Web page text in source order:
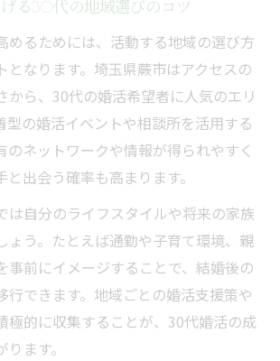
る30代の地域選びのコツ
めるためには、活動する地域の選び方
となります。埼玉県蕨市はアクセスの
から、30代の婚活希望者に人気のエリ
型の婚活イベントや相談所を活用する
のネットワークや情報が得られやすく
出会う確率も高まります。
は自分のライフスタイルや将来の家族
ょう。たとえば通勤や子育て環境、親
事前にイメージすることで、結婚後の
行できます。地域ごとの婚活支援策や
極的に収集することが、30代婚活の成
ます。